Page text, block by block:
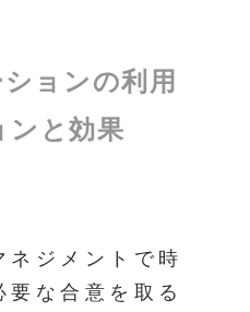
ョンの利用
ンと効果
ネジメントで時
要な合意を取る